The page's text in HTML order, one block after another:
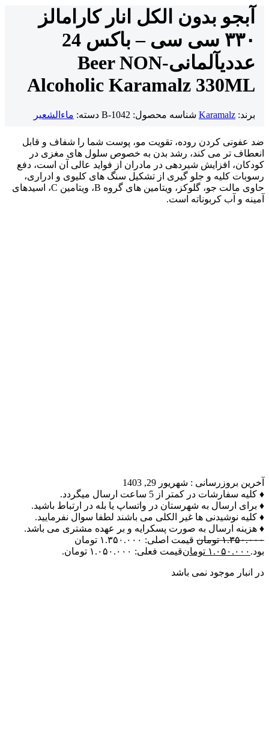
آبجو بدون الکل انار کارامالز
۳۳۰ سی سی – باکس 24
عددیآلمانیBeer NON-
Alcoholic Karamalz 330ML
برند: Karamalz شناسه محصول: B-1042 دسته: ماءالشعیر
ضد عفونی کردن روده، تقویت مو، پوست شما را شفاف و قابل
انعطاف تر می کند، رشد بدن به خصوص سلول های مغزی در
کودکان، افزایش شیردهی در مادران از فواید عالی آن است، دفع
رسوبات کلیه و جلو گیری از تشکیل سنگ های کلیوی و ادراری،
حاوی مالت جو، گلوکز، ویتامین های گروه B، ویتامین C، اسیدهای
آمینه و آب کربوناته است.
آخرین بروزرسانی : شهریور 29, 1403
♦ کلیه سفارشات در کمتر از 5 ساعت ارسال میگردد.
♦ برای ارسال به شهرستان در واتساپ یا بله در ارتباط باشید.
♦ کلیه نوشیدنی ها غیر الکلی می باشند لطفا سوال نفرمایید.
♦ هزینه ارسال به صورت پسکرایه و بر عهده مشتری می باشد.
۱.۳۵۰.۰۰۰ تومان
قیمت اصلی: ۱.۳۵۰.۰۰۰ تومان
بود. ۱.۰۵۰.۰۰۰ تومانقیمت فعلی: ۱.۰۵۰.۰۰۰ تومان.
در انبار موجود نمی باشد